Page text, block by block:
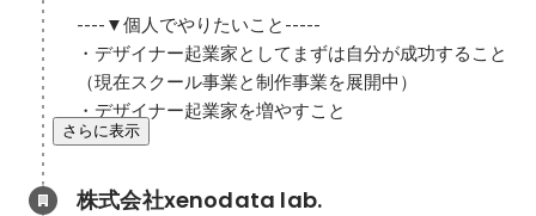
----▼個人でやりたいこと-----
・デザイナー起業家としてまずは自分が成功すること
（現在スクール事業と制作事業を展開中）
・デザイナー起業家を増やすこと
さらに表示
株式会社xenodata lab.